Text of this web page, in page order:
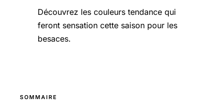
Découvrez les couleurs tendance qui
feront sensation cette saison pour les
besaces.
SOMMAIRE